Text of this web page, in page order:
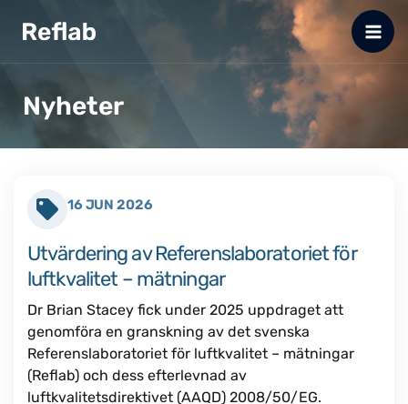
innehåll
Nyheter
16 JUN 2026
Utvärdering av Referenslaboratoriet för
luftkvalitet – mätningar
Dr Brian Stacey fick under 2025 uppdraget att
genomföra en granskning av det svenska
Referenslaboratoriet för luftkvalitet – mätningar
(Reflab) och dess efterlevnad av
luftkvalitetsdirektivet (AAQD) 2008/50/EG.